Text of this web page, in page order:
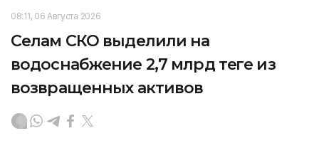
08:11, 06 Августа 2026
Селам СКО выделили на
водоснабжение 2,7 млрд теңге из
возвращенных активов